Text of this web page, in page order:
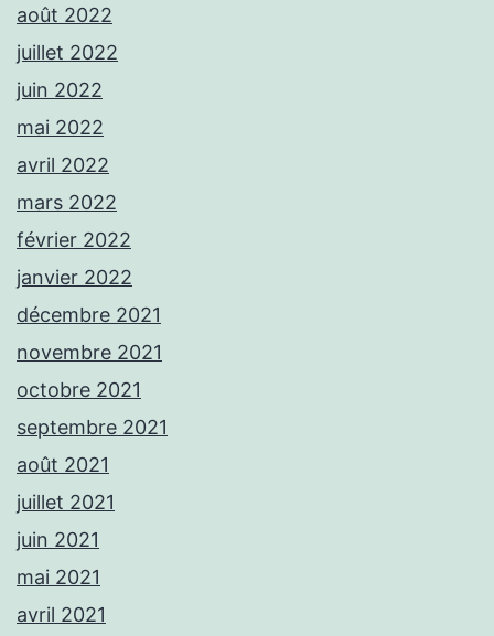
août 2022
juillet 2022
juin 2022
mai 2022
avril 2022
mars 2022
février 2022
janvier 2022
décembre 2021
novembre 2021
octobre 2021
septembre 2021
août 2021
juillet 2021
juin 2021
mai 2021
avril 2021